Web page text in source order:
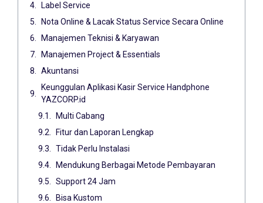
Label Service
Nota Online & Lacak Status Service Secara Online
Manajemen Teknisi & Karyawan
Manajemen Project & Essentials
Akuntansi
Keunggulan Aplikasi Kasir Service Handphone
YAZCORP.id
Multi Cabang
Fitur dan Laporan Lengkap
Tidak Perlu Instalasi
Mendukung Berbagai Metode Pembayaran
Support 24 Jam
Bisa Kustom